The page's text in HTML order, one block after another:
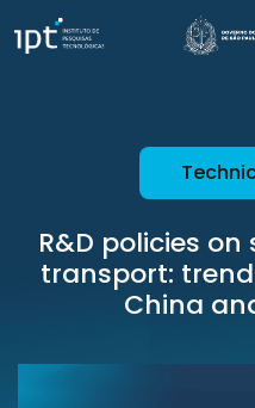
R&D policies
transport:
China